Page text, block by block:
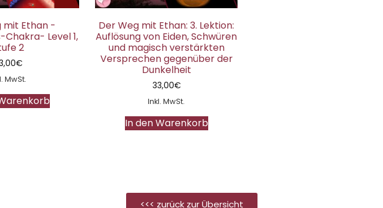
mit Ethan -
Level 1,
2
€
MwSt.
Der Weg mit Ethan: 3. Lektion:
Auflösung von Eiden, Schwüren
und magisch verstärkten
Versprechen gegenüber der
Dunkelheit
33,00€
Inkl. MwSt.
In den Warenkorb
<<< zurück zur Übersicht